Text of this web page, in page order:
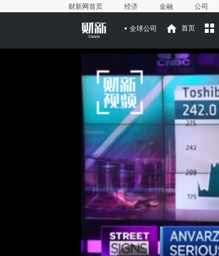
财新网首页 经济 金融 公司
全球公司 首页